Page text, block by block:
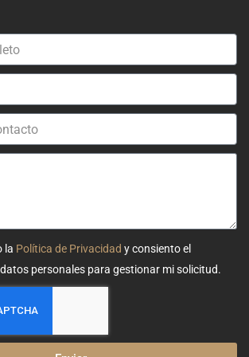
la Política de Privacidad y consiento el
personales para gestionar mi solicitud.